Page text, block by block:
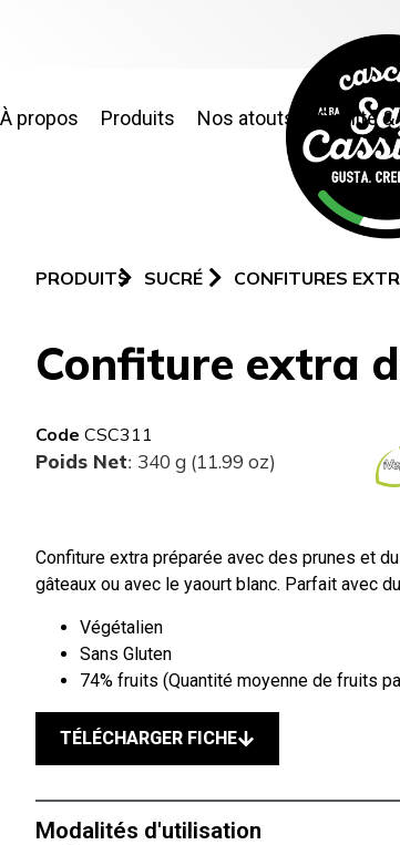
À propos Produits Nos atouts Qualité &
PRODUITS SUCRÉ CONFITURES
Confiture extra
Code CSC311
Poids Net: 340 g (11.99 oz)
Confiture extra préparée avec des prunes et
gâteaux ou avec le yaourt blanc. Parfait avec
Végétalien
Sans Gluten
74% fruits (Quantité moyenne de fruits
TÉLÉCHARGER FICHE
Modalités d'utilisation